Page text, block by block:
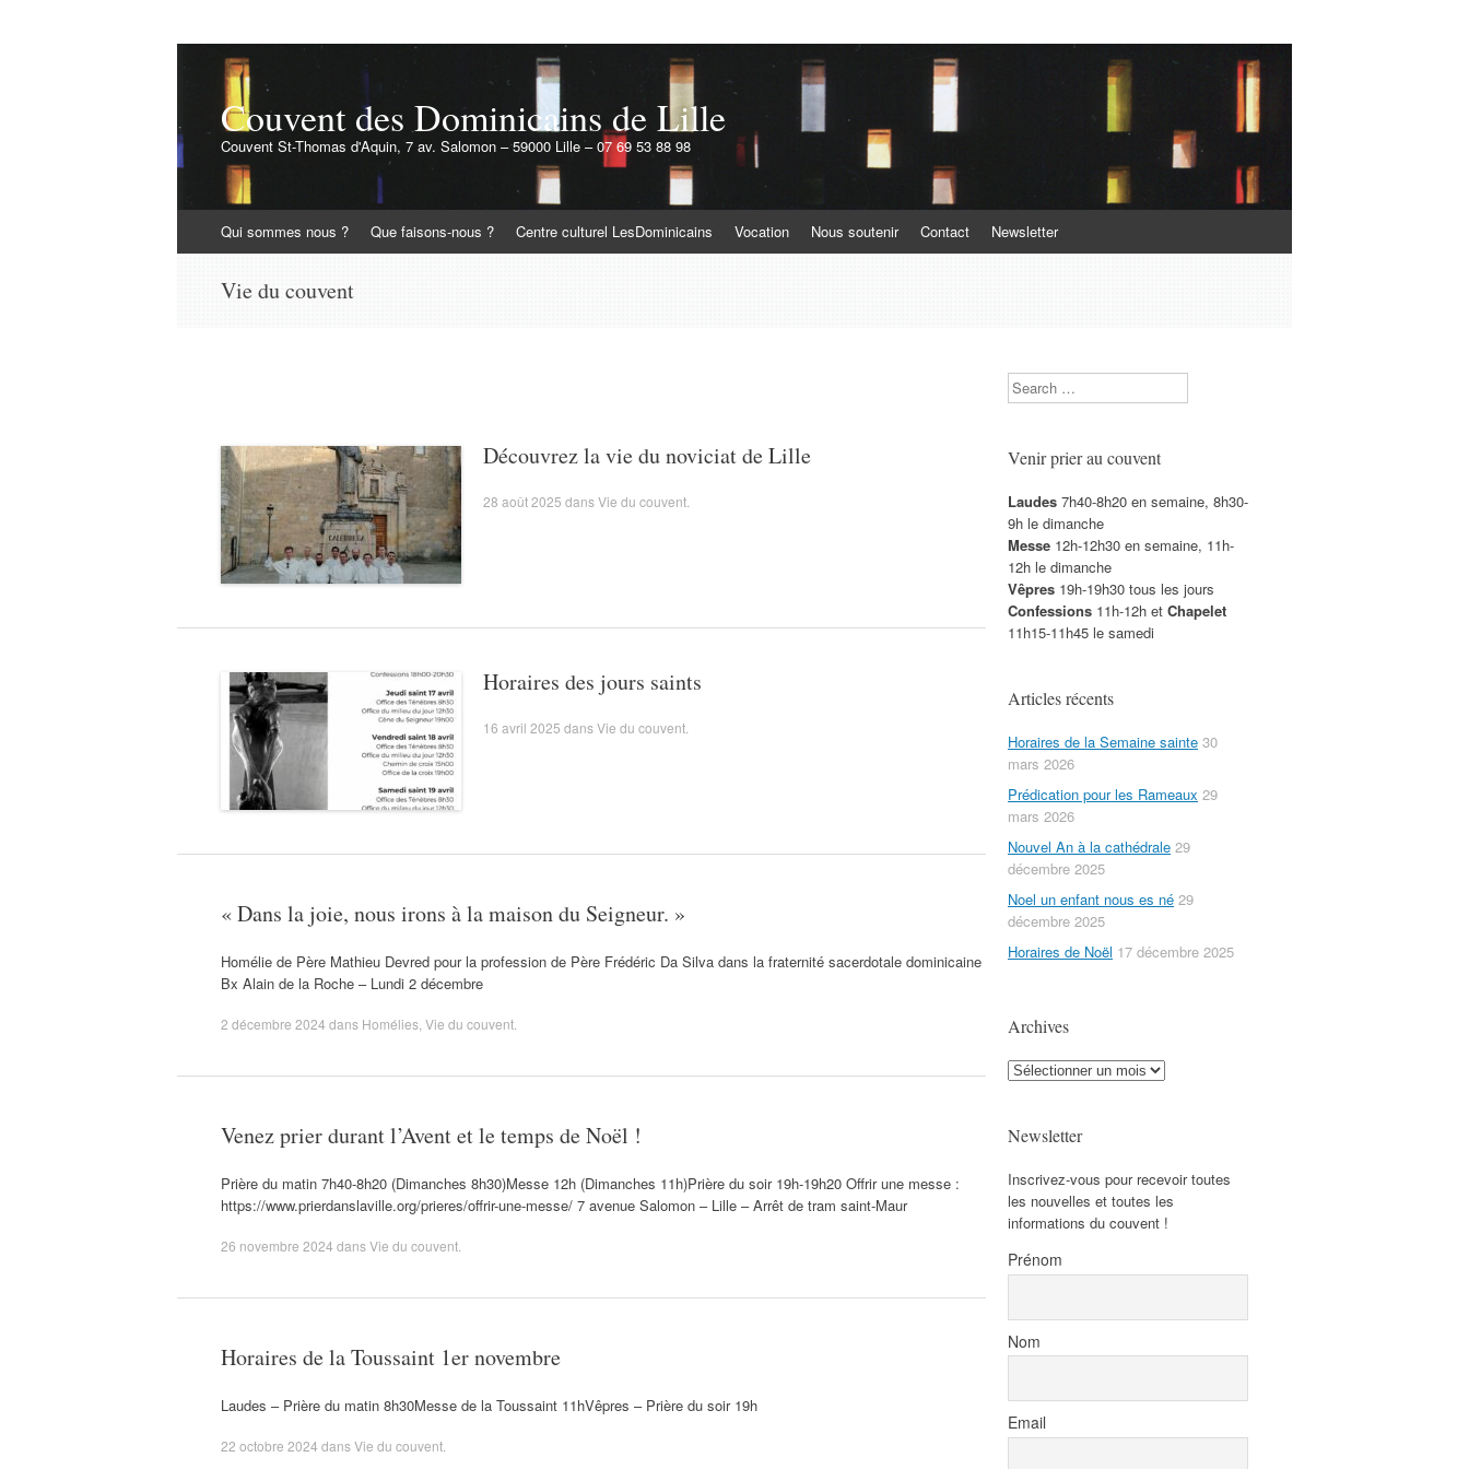
Couvent des Dominicains de Lille
Couvent St-Thomas d'Aquin, 7 av. Salomon – 59000 Lille – 07 69 53 88 98
au
Qui sommes nous ? Que faisons-nous ? Centre culturel LesDominicains Vocation Nous soutenir Contact Newsletter
Vie du couvent
Découvrez la vie du noviciat de Lille
28 août 2025 dansVie du couvent
Horaires des jours saints
16 avril 2025 dansVie du couvent
« Dans la joie, nous irons à la maison du Seigneur. »
Homélie de Père Mathieu Devred pour la profession de Père Frédéric Da Silva dans la fraternité sacerdotale dominicaine
Bx Alain de la Roche – Lundi 2 décembre
2 décembre 2024 dans Homélies Vie du couvent
Venez prier durant l’Avent et le temps de Noël !
Prière du matin 7h40-8h20 (Dimanches 8h30)Messe 12h (Dimanches 11h)Prière du soir 19h-19h20 Offrir une messe :
https://www.prierdanslaville.org/prieres/offrir-une-messe/ 7 avenue Salomon – Lille – Arrêt de tram saint-Maur
26 novembre 2024 dansVie du couvent
Horaires de la Toussaint 1er novembre
Laudes – Prière du matin 8h30Messe de la Toussaint 11hVêpres – Prière du soir 19h
22 octobre 2024 dansVie du couvent
Search
Venir prier au couvent
Laudes 7h40-8h20 en semaine, 8h30-
9h le dimanche
Messe 12h-12h30 en semaine, 11h-
12h le dimanche
Vêpres 19h-19h30 tous les jours
Confessions 11h-12h et Chapelet
11h15-11h45 le samedi
Articles récents
Horaires de la Semaine sainte 30
mars 2026
Prédication pour les Rameaux 29
mars 2026
Nouvel An à la cathédrale 29
décembre 2025
Noel un enfant nous es né 29
décembre 2025
Horaires de Noël 17 décembre 2025
Archives
Archives
Newsletter
Inscrivez-vous pour recevoir toutes
les nouvelles et toutes les
informations du couvent !
Prénom
Nom
Email